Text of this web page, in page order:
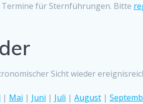
für Sternführungen. Bitte
Sicht wieder
| Mai | Juni | Juli |August |